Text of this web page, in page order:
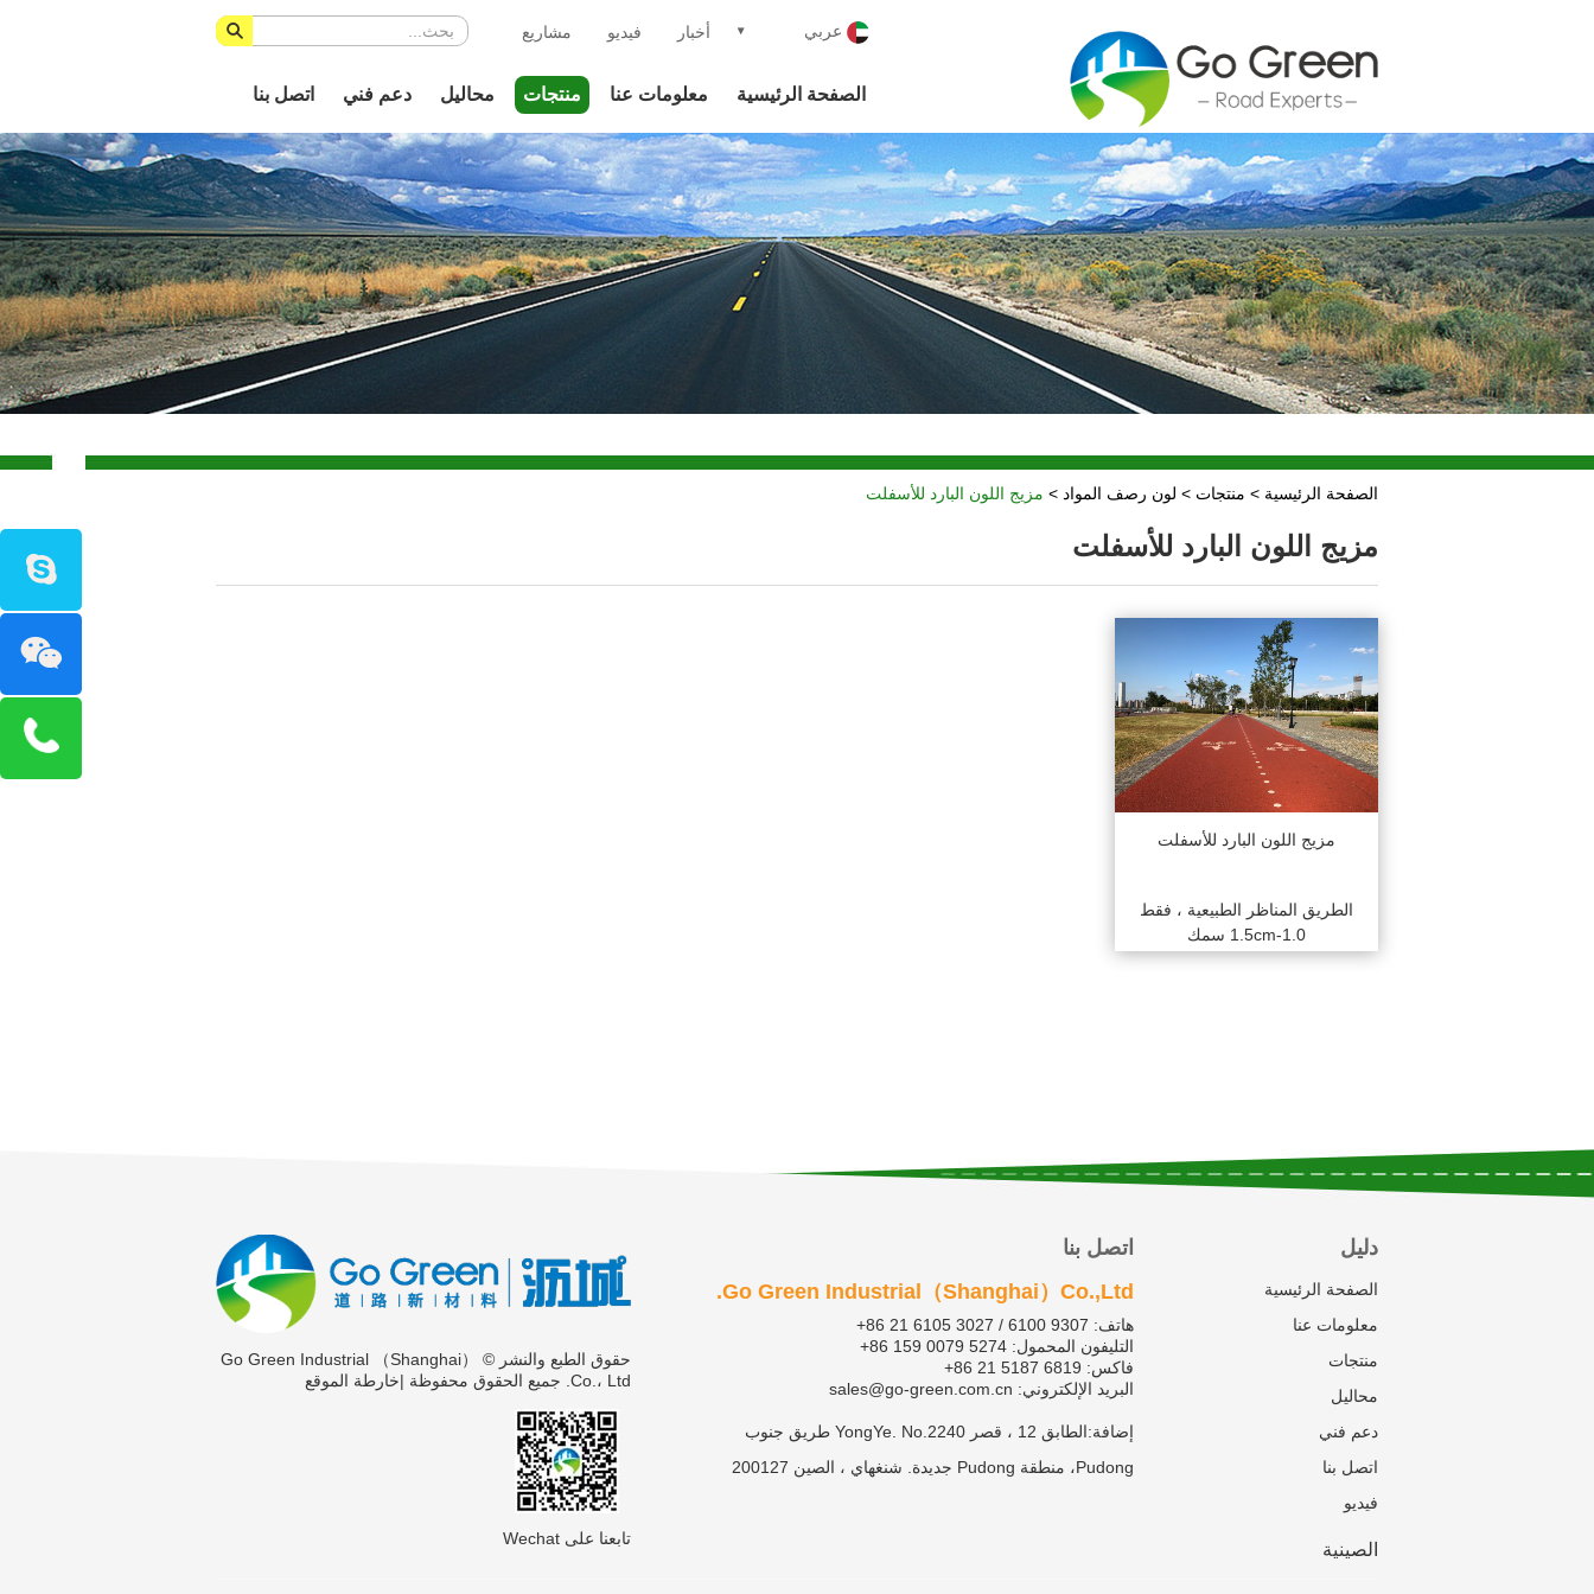
أخبار فيديو مشاريع عربي
الصفحة الرئيسية معلومات عنا منتجات محاليل دعم فني اتصل بنا
الصفحة الرئيسية > منتجات > لون رصف المواد > مزيج اللون البارد للأسفلت
مزيج اللون البارد للأسفلت
مزيج اللون البارد للأسفلت
الطريق المناظر الطبيعية ، فقط
1.0-1.5cm سمك
دليل
الصفحة الرئيسية
معلومات عنا
منتجات
محاليل
دعم فني
اتصل بنا
فيديو
الصينية
اتصل بنا
Go Green Industrial（Shanghai）Co.,Ltd.
هاتف: +86 21 6105 3027 / 6100 9307
التليفون المحمول: +86 159 0079 5274
فاكس: +86 21 5187 6819
البريد الإلكتروني: sales@go-green.com.cn
إضافة:الطابق 12 ، قصر YongYe. No.2240 طريق جنوب
Pudong، منطقة Pudong جديدة. شنغهاي ، الصين 200127
حقوق الطبع والنشر © Go Green Industrial （Shanghai）
Co.، Ltd. جميع الحقوق محفوظة |
خارطة الموقع
تابعنا على Wechat